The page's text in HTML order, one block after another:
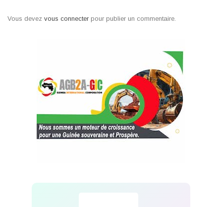
Vous devez vous connecter pour publier un commentaire.